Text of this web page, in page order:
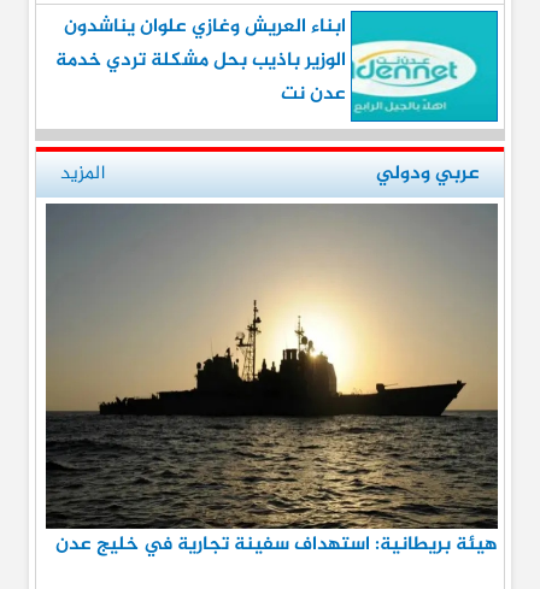
ابناء العريش وغازي علوان يناشدون
الوزير باذيب بحل مشكلة تردي خدمة
عدن نت
عربي ودولي المزيد
هيئة بريطانية: استهداف سفينة تجارية في خليج عدن